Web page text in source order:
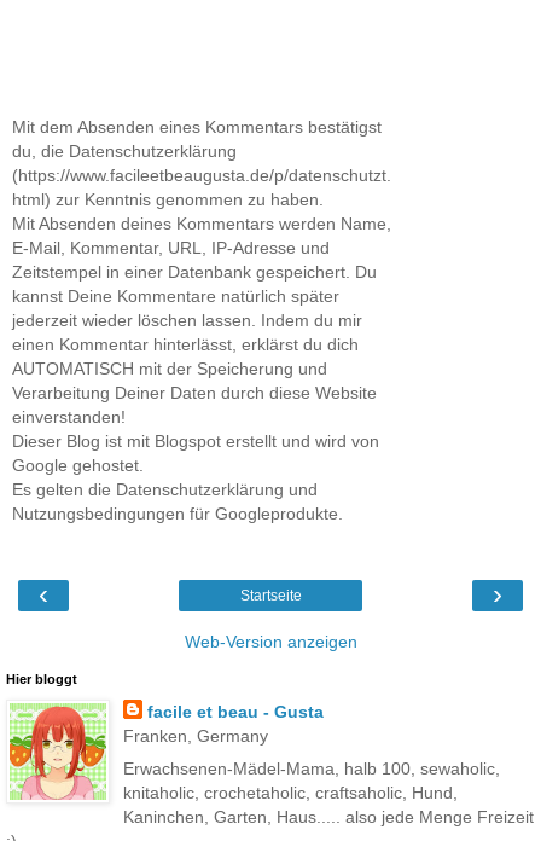
Mit dem Absenden eines Kommentars bestätigst
du, die Datenschutzerklärung
(https://www.facileetbeaugusta.de/p/datenschutzt.
html) zur Kenntnis genommen zu haben.
Mit Absenden deines Kommentars werden Name,
E-Mail, Kommentar, URL, IP-Adresse und
Zeitstempel in einer Datenbank gespeichert. Du
kannst Deine Kommentare natürlich später
jederzeit wieder löschen lassen. Indem du mir
einen Kommentar hinterlässt, erklärst du dich
AUTOMATISCH mit der Speicherung und
Verarbeitung Deiner Daten durch diese Website
einverstanden!
Dieser Blog ist mit Blogspot erstellt und wird von
Google gehostet.
Es gelten die Datenschutzerklärung und
Nutzungsbedingungen für Googleprodukte.
‹ ›
Startseite
Web-Version anzeigen
Hier bloggt
facile et beau - Gusta
Franken, Germany
Erwachsenen-Mädel-Mama, halb 100, sewaholic,
knitaholic, crochetaholic, craftsaholic, Hund,
Kaninchen, Garten, Haus..... also jede Menge Freizeit